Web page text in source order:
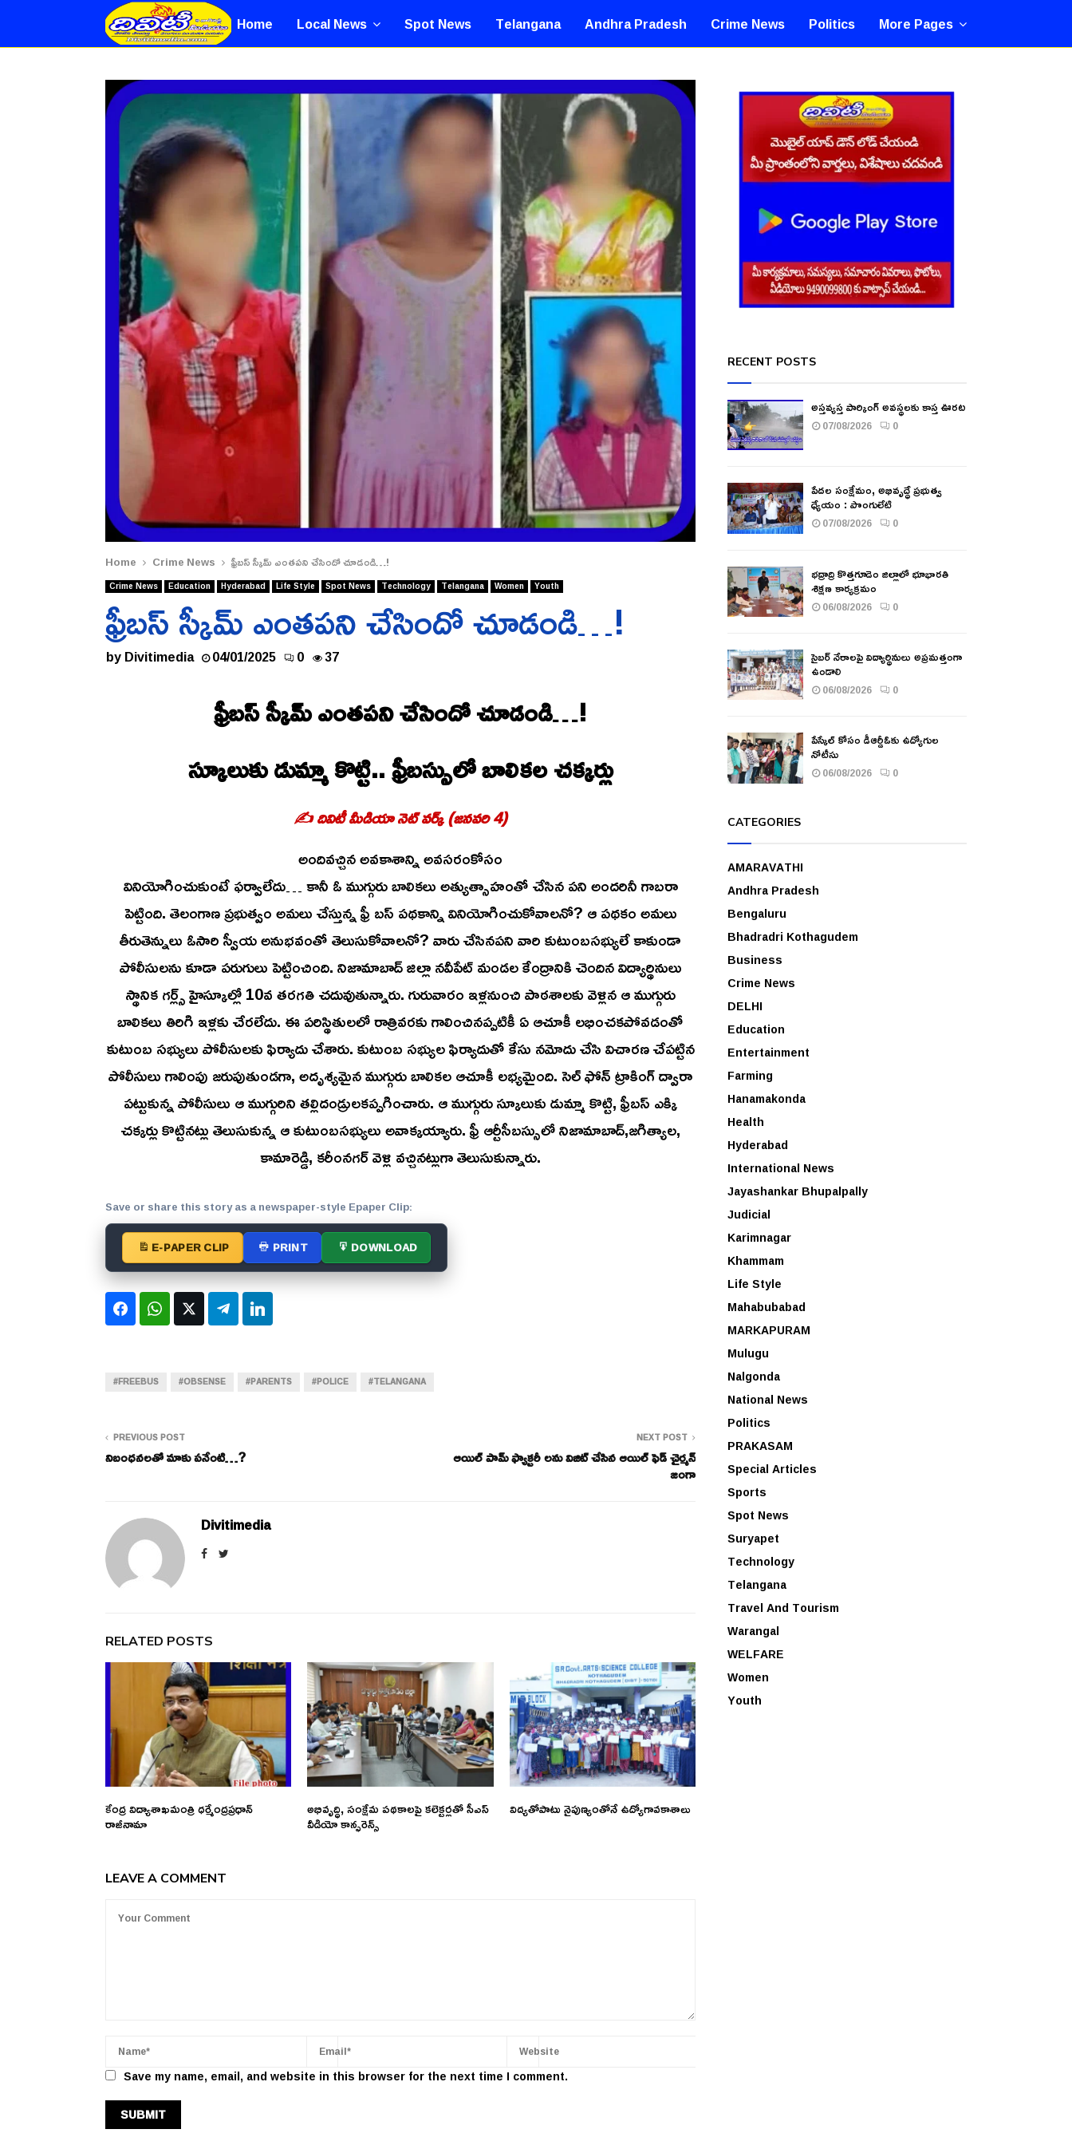
Home Local News Spot News Telangana Andhra Pradesh Crime News Politics More Pages
Home Crime News ఫ్రీబస్ స్కీమ్ ఎంతపని చేసిందో చూడండి…!
Crime News Education Hyderabad Life Style Spot News Technology Telangana Women Youth
ఫ్రీబస్ స్కీమ్ ఎంతపని చేసిందో చూడండి…!
byDivitimedia 04/01/2025 0 37
ఫ్రీబస్ స్కీమ్ ఎంతపని చేసిందో చూడండి…!
స్కూలుకు డుమ్మా కొట్టి.. ఫ్రీబస్సులో బాలికల చక్కర్లు
✍️ దివిటీ మీడియా నెట్ వర్క్ (జనవరి 4)
అందివచ్చిన అవకాశాన్ని అవసరంకోసం
వినియోగించుకుంటే ఫర్వాలేదు… కానీ ఓ ముగ్గురు బాలికలు అత్యుత్సాహంతో చేసిన పని అందరినీ గాబరా
పెట్టింది. తెలంగాణ ప్రభుత్వం అమలు చేస్తున్న ఫ్రీ బస్ పథకాన్ని వినియోగించుకోవాలనో? ఆ పథకం అమలు
తీరుతెన్నులు ఓసారి స్వీయ అనుభవంతో తెలుసుకోవాలనో? వారు చేసినపని వారి కుటుంబసభ్యులే కాకుండా
పోలీసులను కూడా పరుగులు పెట్టించింది. నిజామాబాద్ జిల్లా నవీపేట్ మండల కేంద్రానికి చెందిన విద్యార్థినులు
స్థానిక గర్ల్స్ హైస్కూల్లో 10వ తరగతి చదువుతున్నారు. గురువారం ఇళ్లనుంచి పాఠశాలకు వెళ్లిన ఆ ముగ్గురు
బాలికలు తిరిగి ఇళ్లకు చేరలేదు. ఈ పరిస్థితులలో రాత్రివరకు గాలించినప్పటికీ ఏ ఆచూకీ లభించకపోవడంతో
కుటుంబ సభ్యులు పోలీసులకు ఫిర్యాదు చేశారు. కుటుంబ సభ్యుల ఫిర్యాదుతో కేసు నమోదు చేసి విచారణ చేపట్టిన
పోలీసులు గాలింపు జరుపుతుండగా, అదృశ్యమైన ముగ్గురు బాలికల ఆచూకీ లభ్యమైంది. సెల్ ఫోన్ ట్రాకింగ్ ద్వారా
పట్టుకున్న పోలీసులు ఆ ముగ్గురిని తల్లిదండ్రులకప్పగించారు. ఆ ముగ్గురు స్కూలుకు డుమ్మా కొట్టి, ఫ్రీబస్ ఎక్కి
చక్కర్లు కొట్టినట్లు తెలుసుకున్న ఆ కుటుంబసభ్యులు అవాక్కయ్యారు. ఫ్రీ ఆర్టీసీబస్సులో నిజామాబాద్,జగిత్యాల,
కామారెడ్డి, కరీంనగర్ వెళ్లి వచ్చినట్లుగా తెలుసుకున్నారు.
Save or share this story as a newspaper-style Epaper Clip:
E-PAPER CLIP PRINT DOWNLOAD
FacebookWhatsApp
Twitter Telegram
#FREEBUS #OBSENSE #PARENTS #POLICE #TELANGANA
PREVIOUS POST
నిబంధనలతో మాకు పనేంటి…?
NEXT POST
ఆయిల్ పామ్ ఫ్యాక్టరీ లను విజిట్ చేసిన ఆయిల్ ఫెడ్ చైర్మన్
జంగా
Divitimedia
RELATED POSTS
కేంద్ర విద్యాశాఖమంత్రి ధర్మేంద్రప్రధాన్
రాజీనామా
అభివృద్ధి, సంక్షేమ పథకాలపై కలెక్టర్లతో సీఎస్
వీడియో కాన్ఫరెన్స్
విద్యతోపాటు నైపుణ్యంతోనే ఉద్యోగావకాశాలు
LEAVE A COMMENT
Save my name, email, and website in this browser for the next time I comment.
RECENT POSTS
అస్తవ్యస్త పార్కింగ్ అవస్థలకు కాస్త ఊరట
07/08/2026 0
పేదల సంక్షేమం, అభివృద్ధే ప్రభుత్వ
ధ్యేయం : పొంగులేటి
07/08/2026 0
భద్రాద్రి కొత్తగూడెం జిల్లాలో భూభారతి
శిక్షణ కార్యక్రమం
06/08/2026 0
సైబర్ నేరాలపై విద్యార్థినులు అప్రమత్తంగా
ఉండాలి
06/08/2026 0
పేస్కేల్ కోసం డీఆర్డీఓకు ఉద్యోగుల
నోటీసు
06/08/2026 0
CATEGORIES
AMARAVATHI
Andhra Pradesh
Bengaluru
Bhadradri Kothagudem
Business
Crime News
DELHI
Education
Entertainment
Farming
Hanamakonda
Health
Hyderabad
International News
Jayashankar Bhupalpally
Judicial
Karimnagar
Khammam
Life Style
Mahabubabad
MARKAPURAM
Mulugu
Nalgonda
National News
Politics
PRAKASAM
Special Articles
Sports
Spot News
Suryapet
Technology
Telangana
Travel And Tourism
Warangal
WELFARE
Women
Youth